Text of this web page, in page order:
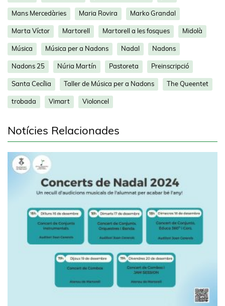
Mans Mercedàries Maria Rovira Marko Grandal
Marta Víctor Martorell Martorell a les fosques Midolà
Música Música per a Nadons Nadal Nadons
Nadons 25 Núria Martín Pastoreta Preinscripció
Santa Cecília Taller de Música per a Nadons The Queentet
trobada Vimart Violoncel
Notícies Relacionades